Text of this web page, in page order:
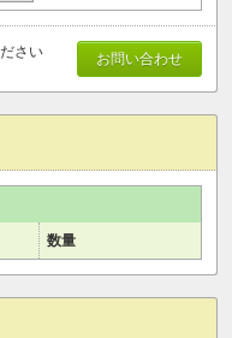
お問い合わせ
さい
数量